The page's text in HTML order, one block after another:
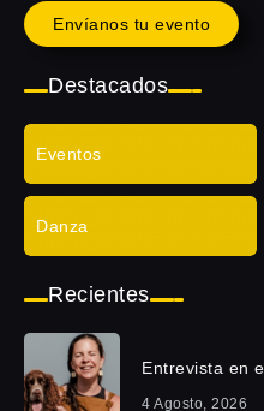
Envíanos tu evento
Destacados
Eventos
Danza
Recientes
Entrevista en
4 Agosto, 2026